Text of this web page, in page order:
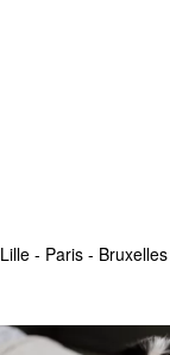
Lille - Paris -